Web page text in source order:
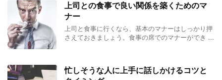
上司との食事で良い関係を築くためのマ
ナー
上司と食事に行くなら、基本のマナーはしっかり押
さえておきましょう。食事の席でのマナーができ ...
忙しそうな人に上手に話しかけるコツと